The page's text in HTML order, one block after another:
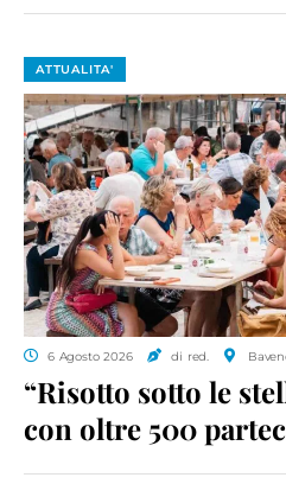
ATTUALITA'
6 Agosto 2026 di red.
“Risotto sotto le
con oltre 500